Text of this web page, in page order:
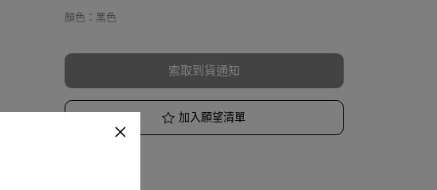
顏色 ： 黑色
索取到貨通知
加入願望清單